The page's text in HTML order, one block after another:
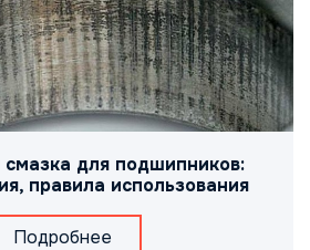
смазка для подшипников:
правила использования
Подробнее